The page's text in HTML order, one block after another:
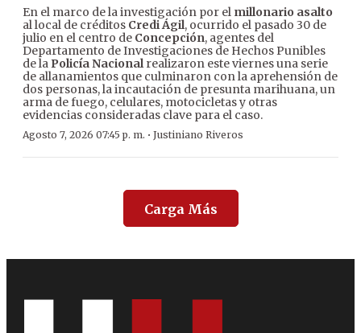
En el marco de la investigación por el millonario asalto
al local de créditos Credi Ágil, ocurrido el pasado 30 de
julio en el centro de Concepción, agentes del
Departamento de Investigaciones de Hechos Punibles
de la Policía Nacionalrealizaron este viernes una serie
de allanamientos que culminaron con la aprehensión de
dos personas, la incautación de presunta marihuana, un
arma de fuego, celulares, motocicletas y otras
evidencias consideradas clave para el caso.
Agosto 7, 2026 07:45 p. m. · Justiniano Riveros
Carga Más